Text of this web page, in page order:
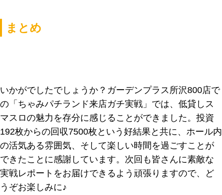
まとめ
いかがでしたでしょうか？ガーデンプラス所沢800店で
の「ちゃみパチランド来店ガチ実戦」では、低貸しス
マスロの魅力を存分に感じることができました。投資
192枚からの回収7500枚という好結果と共に、ホール内
の活気ある雰囲気、そして楽しい時間を過ごすことが
できたことに感謝しています。次回も皆さんに素敵な
実戦レポートをお届けできるよう頑張りますので、ど
うぞお楽しみに♪